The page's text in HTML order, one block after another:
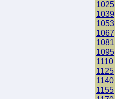
1025
1039
1053
1067
1081
1095
1110
1125
1140
1155